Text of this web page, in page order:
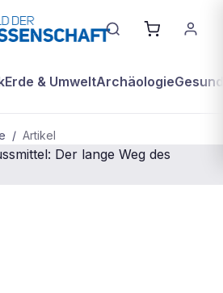
Erde & UmweltArchäologie
/ Artikel
Genussmittel: Der